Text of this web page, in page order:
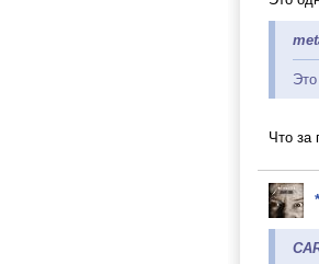
Что за